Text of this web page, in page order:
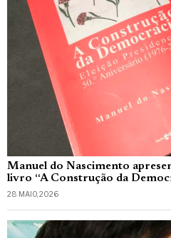
Manuel do Nascimento
livro “A Construção da
28 MAIO, 2026